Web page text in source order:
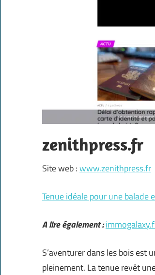
zenithpress.fr
Site web :www.zenithpress.fr
Tenue idéale pour une balade
A lire également :
S’aventurer dans les bois est
pleinement. La tenue revêt